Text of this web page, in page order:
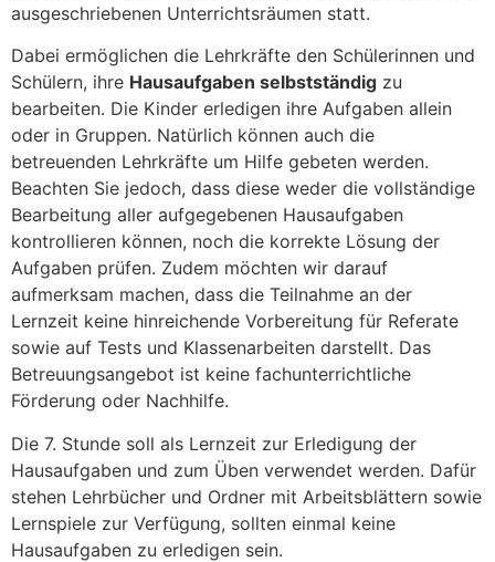
ausgeschriebenen Unterrichtsräumen statt.
Dabei ermöglichen die Lehrkräfte den Schülerinnen und
Schülern, ihre Hausaufgaben selbstständig zu
bearbeiten. Die Kinder erledigen ihre Aufgaben allein
oder in Gruppen. Natürlich können auch die
betreuenden Lehrkräfte um Hilfe gebeten werden.
Beachten Sie jedoch, dass diese weder die vollständige
Bearbeitung aller aufgegebenen Hausaufgaben
kontrollieren können, noch die korrekte Lösung der
Aufgaben prüfen. Zudem möchten wir darauf
aufmerksam machen, dass die Teilnahme an der
Lernzeit keine hinreichende Vorbereitung für Referate
sowie auf Tests und Klassenarbeiten darstellt. Das
Betreuungsangebot ist keine fachunterrichtliche
Förderung oder Nachhilfe.
Die 7. Stunde soll als Lernzeit zur Erledigung der
Hausaufgaben und zum Üben verwendet werden. Dafür
stehen Lehrbücher und Ordner mit Arbeitsblättern sowie
Lernspiele zur Verfügung, sollten einmal keine
Hausaufgaben zu erledigen sein.